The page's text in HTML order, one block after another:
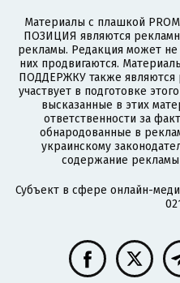
Материалы с плашкой
ПОЗИЦИЯ являются
рекламы. Редакция может не
них продвигаются.
ПОДДЕРЖКУ также являются
участвует в подготовке
высказанные в этих
ответственности за
обнародованные в
украинскому
содержание рекламы
Субъект в сфере онлайн-